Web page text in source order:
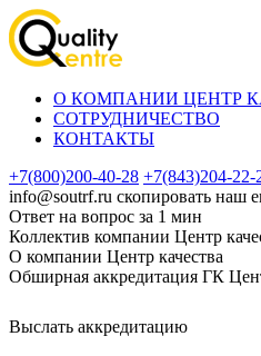
О КОМПАНИИ ЦЕНТР
СОТРУДНИЧЕСТВО
КОНТАКТЫ
+7(800)200-40-28 +7(843)204-22-
info@soutrf.ru скопировать наш
Ответ на вопрос за 1 мин
Коллектив компании Центр
О компании Центр качества
Обширная аккредитация ГК
Выслать аккредитацию